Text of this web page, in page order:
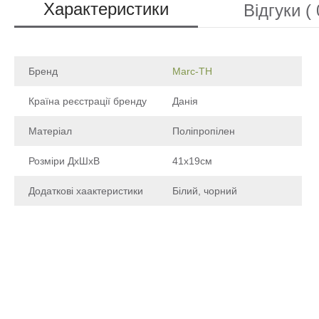
Характеристики Відгуки (
Бренд Marc-TH
Країна реєстрації бренду Данія
Матеріал Поліпропілен
Розміри ДхШхВ 41х19см
Додаткові хаактеристики
Білий, чорний